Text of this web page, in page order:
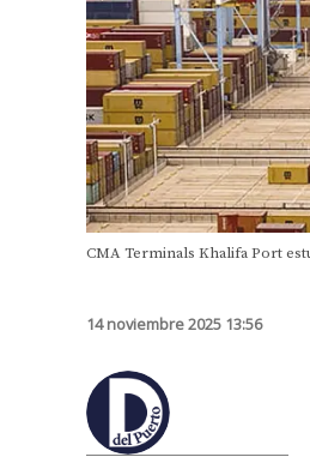
CMA Terminals Khalifa Port
14 noviembre 2025 13:56